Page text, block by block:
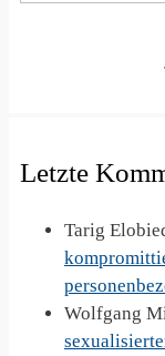
Letzte
Tarig
Wolfgang